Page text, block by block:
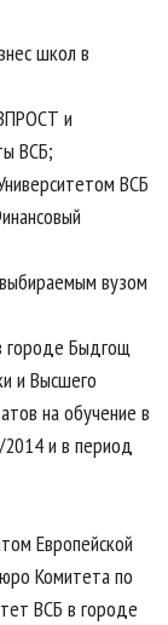
школ в
и
ВСБ;
ВСБ
вузом
городе Быдгощ
и Высшего
на обучение в
и в период
Европейской
Комитета по
ВСБ в городе